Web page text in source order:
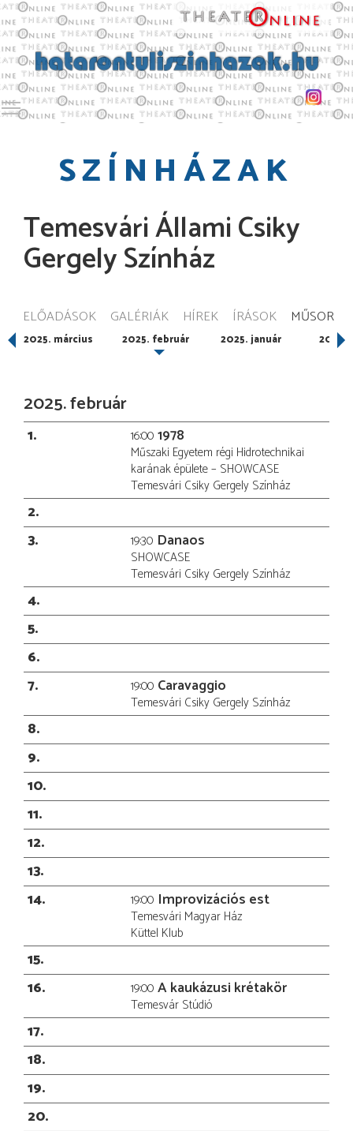
Toggle main menu visibility
SZÍNHÁZAK
Temesvári Állami Csiky
Gergely Színház
ELŐADÁSOK GALÉRIÁK HÍREK ÍRÁSOK MŰSOR
2025. március 2025. február 2025. január 2024.
2025. február
1 16:00 1978
Műszaki Egyetem régi Hidrotechnikai
karának épülete – SHOWCASE
Temesvári Csiky Gergely Színház
2
3
19:30 Danaos
SHOWCASE
Temesvári Csiky Gergely Színház
4
5
6
7
19:00 Caravaggio
Temesvári Csiky Gergely Színház
8
9
10
11
12
13
14
19:00 Improvizációs est
Temesvári Magyar Ház
Küttel Klub
15
16
19:00 A kaukázusi krétakör
Temesvár Stúdió
17
18
19
20